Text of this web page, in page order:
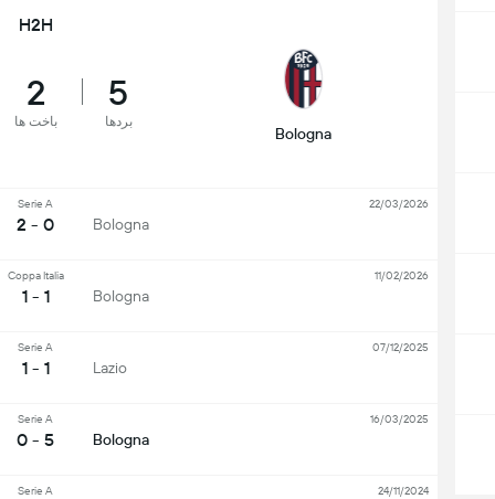
H2H
Bologna
5
بردها
2
باخت ها
Bologna
Serie A
0 - 2
22/03/2026
Bologna
Coppa Italia
1 - 1
11/02/2026
Lazio
Serie A
1 - 1
07/12/2025
Bologna
Serie A
5 - 0
16/03/2025
Serie A 24/11/2024